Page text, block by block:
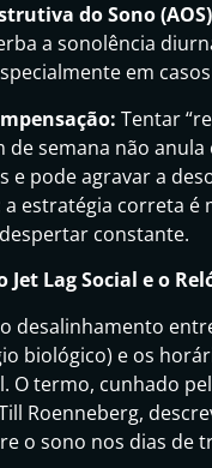
do Sono
a sonolência
em
Tentar
de semana não anula
e pode agravar a
estratégia correta é
constante.
Jet Lag Social e o
desalinhamento
biológico) e os
O termo, cunhado
Roenneberg,
o sono nos dias de